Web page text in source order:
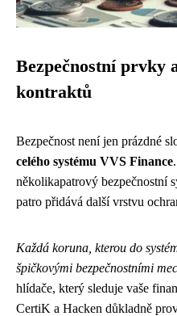
Bezpečnostní prvky
kontraktů
Bezpečnost není jen prázdné
celého systému VVS Finance
několikapatrový bezpečnostní
patro přidává další vrstvu
Každá koruna, kterou do
špičkovými bezpečnostními
hlídače, který sleduje vaše
CertiK a Hacken důkladně